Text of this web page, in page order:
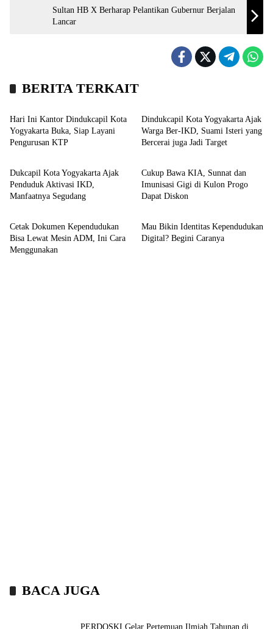
Sultan HB X Berharap Pelantikan Gubernur Berjalan
Lancar
BERITA TERKAIT
Kronika
Hari Ini Kantor Dindukcapil Kota
Yogyakarta Buka, Siap Layani
Pengurusan KTP
Dindukcapil Kota Yogyakarta Ajak
Warga Ber-IKD, Suami Isteri yang
Bercerai juga Jadi Target
Headline
Dukcapil Kota Yogyakarta Ajak
Penduduk Aktivasi IKD,
Manfaatnya Segudang
Kronika
Cukup Bawa KIA, Sunnat dan
Imunisasi Gigi di Kulon Progo
Dapat Diskon
Kronika
Cetak Dokumen Kependudukan
Bisa Lewat Mesin ADM, Ini Cara
Menggunakan
Kronika
Mau Bikin Identitas Kependudukan
Digital? Begini Caranya
BACA JUGA
PERDOSKI Gelar Pertemuan Ilmiah Tahunan di